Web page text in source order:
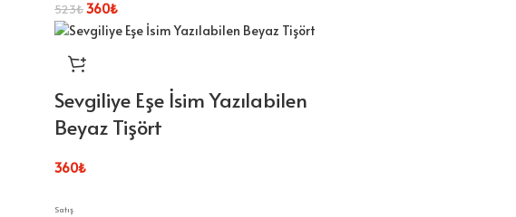
523₺360₺
Sevgiliye Eşe İsim Yazılabilen
Beyaz Tişört
360₺
Satış